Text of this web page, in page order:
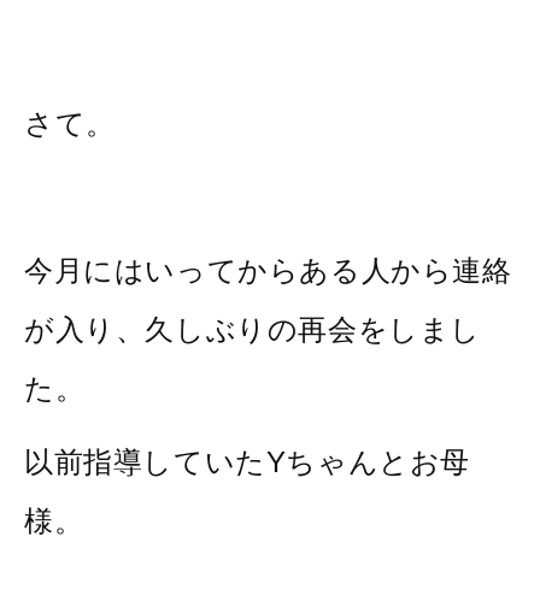
さて。
今月にはいってからある人から連絡
が入り、久しぶりの再会をしまし
た。
以前指導していたYちゃんとお母
様。